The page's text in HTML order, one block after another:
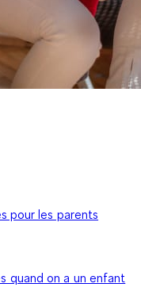
pour les parents
quand on a un enfant